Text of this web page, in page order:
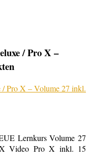
/ Pro X –
Lernkurs Volume 27
Video Pro X inkl. 15